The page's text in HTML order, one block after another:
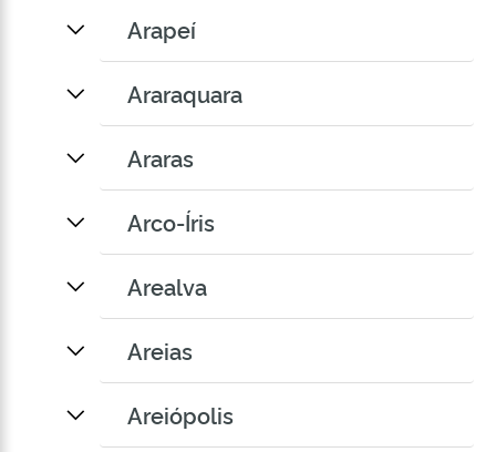
Arapeí
Araraquara
Araras
Arco-Íris
Arealva
Areias
Areiópolis